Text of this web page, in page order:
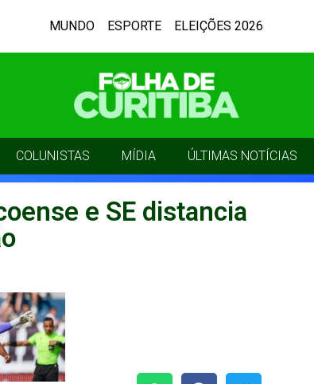
MUNDO ESPORTE ELEIÇÕES 2026
COLUNISTAS MÍDIA ÚLTIMAS NOTÍCIAS
e SE distancia